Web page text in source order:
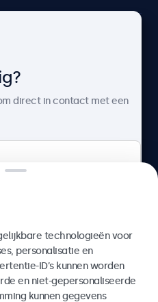
bedrijven
direct in contact met een
technologieën voor
personalisatie en
ID’s kunnen worden
en niet-gepersonaliseerde
kunnen gegevens